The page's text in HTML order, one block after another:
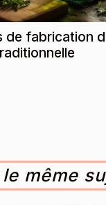
de fabrication
le même